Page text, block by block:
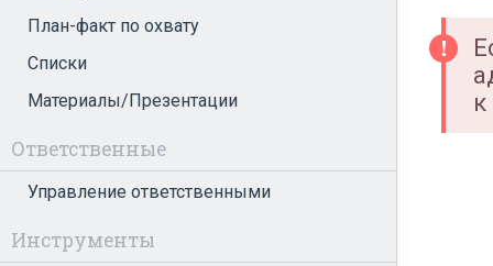
План-факт по охвату
Списки
Материалы/Презентации
Ответственные
Управление ответственными
Инструменты